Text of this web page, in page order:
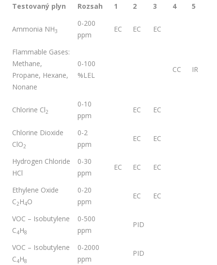
Testovaný plyn
Rozsah 1 2 3 4 5
Ammonia NH3
0-200
ppm
EC EC EC
Flammable Gases:
Methane,
Propane, Hexane,
Nonane
0-100
%LEL
CC IR
Chlorine Cl2
0-10
ppm
EC EC
Chlorine Dioxide
ClO2
0-2
ppm
EC EC
Hydrogen Chloride
HCl
0-30
ppm
EC EC EC
Ethylene Oxide
C2 H4O
0-20
ppm
EC EC
VOC – Isobutylene
C4H8
0-500
ppm
PID
VOC – Isobutylene
C4H8
0-2000
ppm
PID